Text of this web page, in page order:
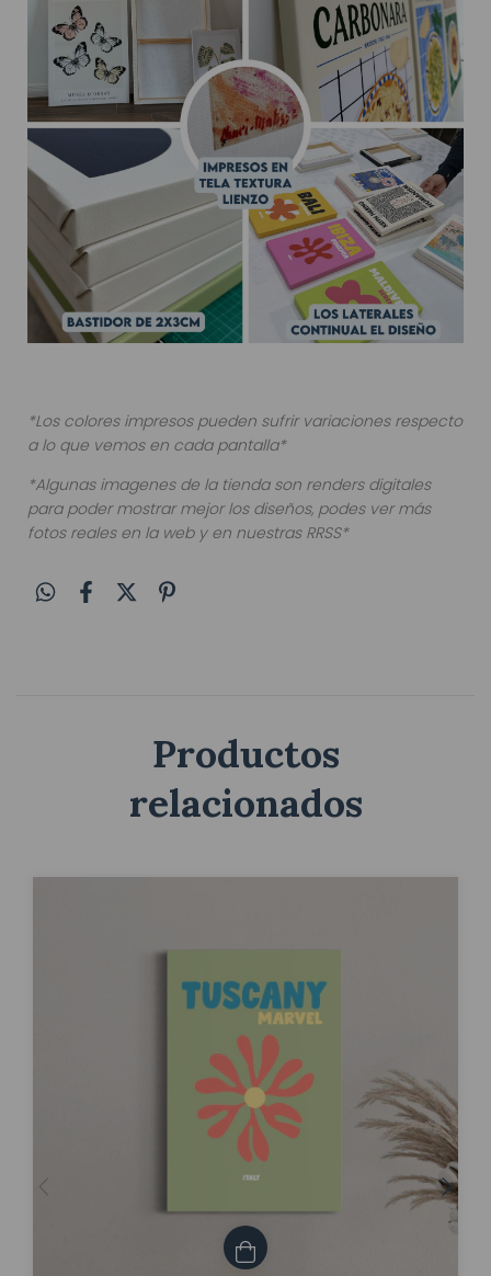
*Los colores impresos pueden sufrir variaciones respecto
a lo que vemos en cada pantalla*
*Algunas imagenes de la tienda son renders digitales
para poder mostrar mejor los diseños, podes ver más
fotos reales en la web y en nuestras RRSS*
Productos
relacionados